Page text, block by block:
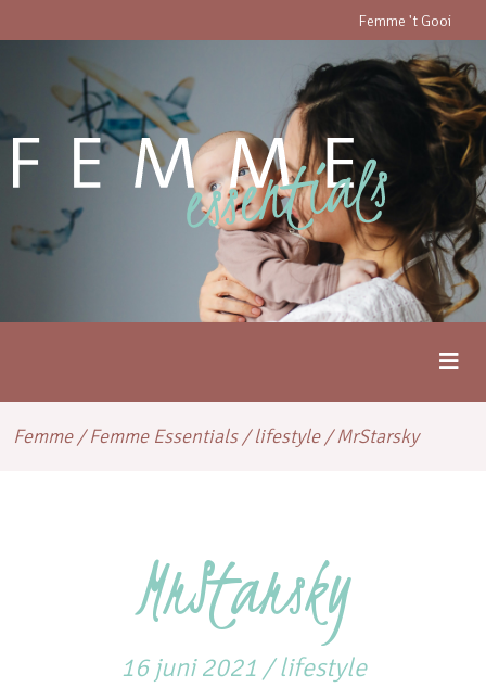
Femme 't Gooi
Femme/Femme Essentials/lifestyle/MrStarsky
MrStarsky
16 juni 2021 / lifestyle